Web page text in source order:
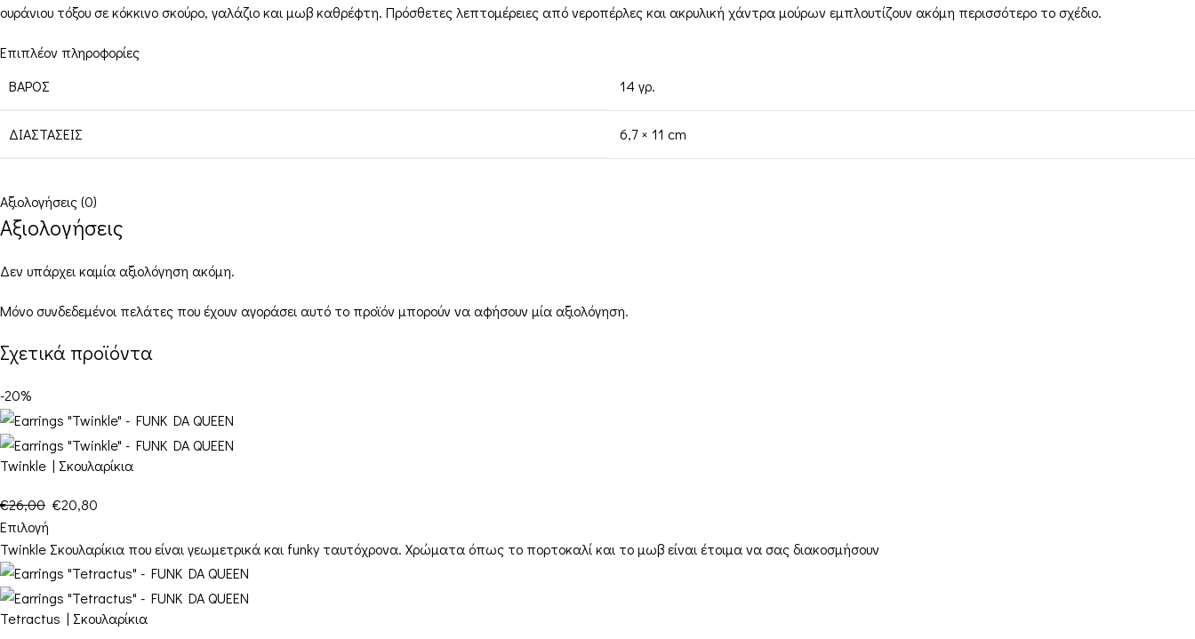
ουράνιου τόξου σε κόκκινο σκούρο, γαλάζιο και μωβ καθρέφτη. Πρόσθετες λεπτομέρειες από νεροπέρλες και ακρυλική χάντρα μούρων εμπλουτίζουν ακόμη περισσότερο το σχέδιο.
Επιπλέον πληροφορίες
ΒΆΡΟΣ
14 γρ.
ΔΙΑΣΤΆΣΕΙΣ 6,7 × 11 cm
Αξιολογήσεις (0)
Αξιολογήσεις
Δεν υπάρχει καμία αξιολόγηση ακόμη.
Μόνο συνδεδεμένοι πελάτες που έχουν αγοράσει αυτό το προϊόν μπορούν να αφήσουν μία αξιολόγηση.
Σχετικά προϊόντα
-20%
Twinkle | Σκουλαρίκια
€26,00 €20,80
Επιλογή
Twinkle Σκουλαρίκια που είναι γεωμετρικά και funky ταυτόχρονα. Χρώματα όπως το πορτοκαλί και το μωβ είναι έτοιμα να σας διακοσμήσουν
Tetractus | Σκουλαρίκια